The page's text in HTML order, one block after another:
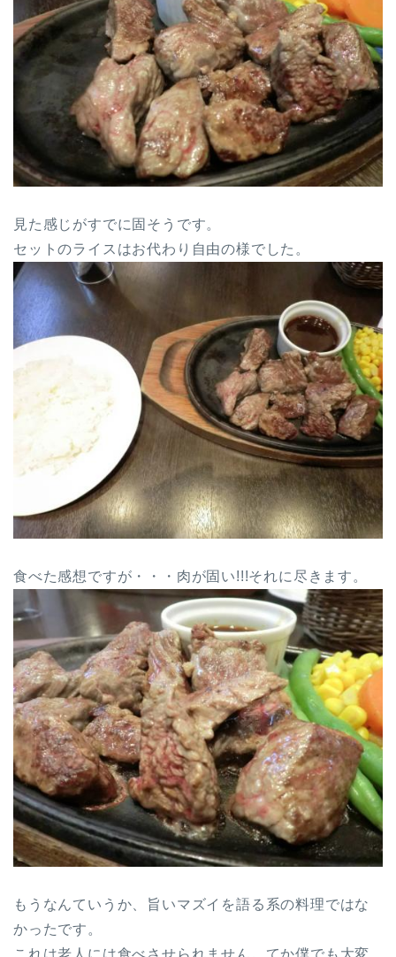
見た感じがすでに固そうです。
セットのライスはお代わり自由の様でした。
食べた感想ですが・・・肉が固い!!!それに尽きます。
もうなんていうか、旨いマズイを語る系の料理ではな
かったです。
これは老人には食べさせられません。てか僕でも大変